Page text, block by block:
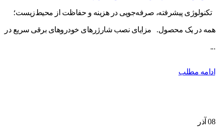
تکنولوژی پیشرفته، صرفه‌جویی در هزینه و حفاظت از محیط‌زیست؛
همه در یک محصول. مزایای نصب شارژرهای خودروهای برقی سریع در
...
ادامه مطلب
08 آذر